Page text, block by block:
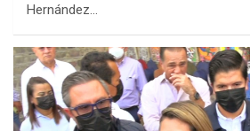
Hernández…